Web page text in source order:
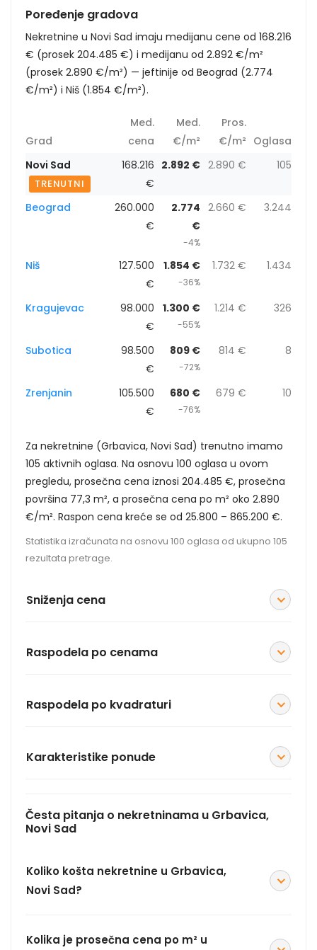
Poređenje gradova
Nekretnine u Novi Sad imaju medijanu cene od 168.216
€ (prosek 204.485 €) i medijanu od 2.892 €/m²
(prosek 2.890 €/m²) — jeftinije od Beograd (2.774
€/m²) i Niš (1.854 €/m²).
Grad
Med.
cena
Med.
€/m²
Pros.
€/m² Oglasa
Novi Sad
TRENUTNI
168.216
€
2.892 € 2.890 € 105
Beograd
260.000
€
2.774
€
-4%
2.660 € 3.244
Niš
127.500
€
1.854 €
-36%
1.732 € 1.434
Kragujevac
98.000
€
1.300 €
-55%
1.214 € 326
Subotica
98.500
€
809 €
-72%
814 € 8
Zrenjanin
105.500
€
680 €
-76%
679 € 10
Za nekretnine (Grbavica, Novi Sad) trenutno imamo
105 aktivnih oglasa. Na osnovu 100 oglasa u ovom
pregledu, prosečna cena iznosi 204.485 €, prosečna
površina 77,3 m², a prosečna cena po m² oko 2.890
€/m². Raspon cena kreće se od 25.800 – 865.200 €.
Statistika izračunata na osnovu 100 oglasa od ukupno 105
rezultata pretrage.
Sniženja cena
Raspodela po cenama
Raspodela po kvadraturi
Karakteristike ponude
Česta pitanja o nekretninama u Grbavica,
Novi Sad
Koliko košta nekretnine u Grbavica,
Novi Sad?
Kolika je prosečna cena po m² u